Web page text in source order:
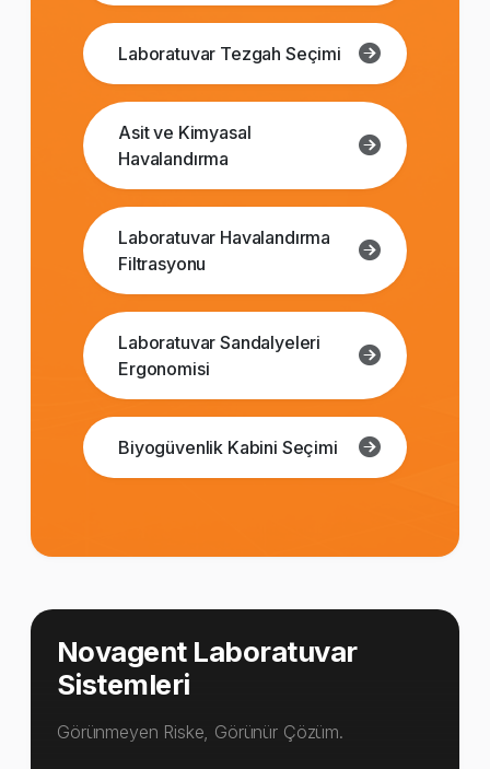
Laboratuvar Tezgah Seçimi
Asit ve Kimyasal
Havalandırma
Laboratuvar Havalandırma
Filtrasyonu
Laboratuvar Sandalyeleri
Ergonomisi
Biyogüvenlik Kabini Seçimi
Novagent Laboratuvar
Sistemleri
Görünmeyen Riske, Görünür Çözüm.